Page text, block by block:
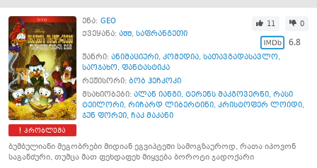
პრობლემა
ენა: GEO
ქვეყანა: აშშ, საფრანგეთი
11 0
6.8
ჟანრი: ანიმაციური, კომედია, სათავგადასავლო,
საოჯახო, ფანტასტიკა
რეჟისორი: ბობ ჰეჩკოკი
მსახიობები: ალან იანგი, ტერენს მაკგოვერნი, რასი
ტეილორი, რიჩარდ ლიბერტინი, კრისტოფერ ლოიდი,
ჯუნ ფორეი, ჩაკ მაკანი
ბუმბულიანი მეგობრები მიდიან ეგვიპტეში სამოგზაუროდ, რათა იპოვონ
საგანძური, თუმცა მათ ფეხდაფეხ მიყვება ბოროტი ჯადოქარი